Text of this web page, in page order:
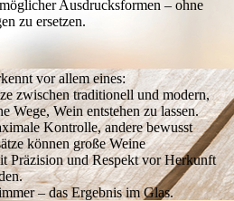
Ausdrucksformen – ohne
zu ersetzen.
vor allem eines:
zwischen traditionell und modern,
Wege, Wein entstehen zu lassen.
Kontrolle, andere bewusst
können große Weine
Präzision und Respekt vor Herkunft
– das Ergebnis im Glas.